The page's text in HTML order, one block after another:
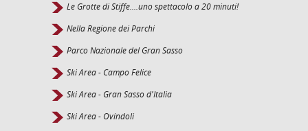
Le Grotte di Stiffe....uno spettacolo a 20 minuti!
Nella Regione dei Parchi
Parco Nazionale del Gran Sasso
Ski Area - Campo Felice
Ski Area - Gran Sasso d'Italia
Ski Area - Ovindoli